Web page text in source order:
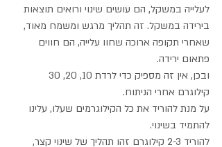
לעלייה במשקל, הם עושים שינוי ורואים תוצאות
בירידה במשקל. זה תהליך מרגש ומשמח מאוד,
שאחרי תקופה ארוכה שחוו עלייה, הם חווים
פתאום ירידה.
קילוגרם אחרי הניתוח.
על מנת להוריד את כל הקילוגרמים שעלו, עלינו
להתמיד בשינוי.
להוריד 2-3 קילוגרם זהו תהליך של שינוי קצר,